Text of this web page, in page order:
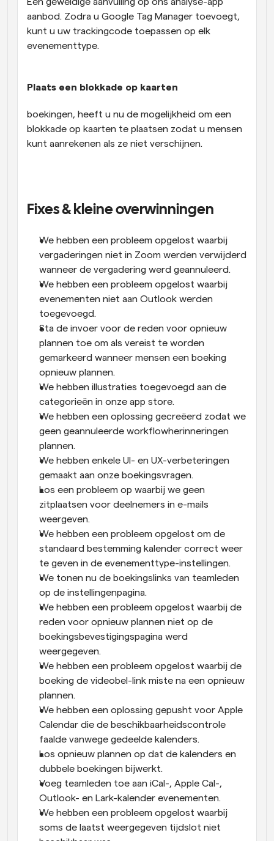
aanbod. Zodra u Google Tag Manager toevoegt,
kunt u uw trackingcode toepassen op elk
evenementtype.
Plaats een blokkade op kaarten
boekingen, heeft u nu de mogelijkheid om een
blokkade op kaarten te plaatsen zodat u mensen
kunt aanrekenen als ze niet verschijnen.
Fixes & kleine overwinningen
We hebben een probleem opgelost waarbij
vergaderingen niet in Zoom werden verwijderd
wanneer de vergadering werd geannuleerd.
We hebben een probleem opgelost waarbij
evenementen niet aan Outlook werden
toegevoegd.
Sta de invoer voor de reden voor opnieuw
plannen toe om als vereist te worden
gemarkeerd wanneer mensen een boeking
opnieuw plannen.
We hebben illustraties toegevoegd aan de
categorieën in onze app store.
We hebben een oplossing gecreëerd zodat we
geen geannuleerde workflowherinneringen
plannen.
We hebben enkele UI- en UX-verbeteringen
gemaakt aan onze boekingsvragen.
Los een probleem op waarbij we geen
zitplaatsen voor deelnemers in e-mails
weergeven.
We hebben een probleem opgelost om de
standaard bestemming kalender correct weer
te geven in de evenementtype-instellingen.
We tonen nu de boekingslinks van teamleden
op de instellingenpagina.
We hebben een probleem opgelost waarbij de
reden voor opnieuw plannen niet op de
boekingsbevestigingspagina werd
weergegeven.
We hebben een probleem opgelost waarbij de
boeking de videobel-link miste na een opnieuw
plannen.
We hebben een oplossing gepusht voor Apple
Calendar die de beschikbaarheidscontrole
faalde vanwege gedeelde kalenders.
Los opnieuw plannen op dat de kalenders en
dubbele boekingen bijwerkt.
Voeg teamleden toe aan iCal-, Apple Cal-,
Outlook- en Lark-kalender evenementen.
We hebben een probleem opgelost waarbij
soms de laatst weergegeven tijdslot niet